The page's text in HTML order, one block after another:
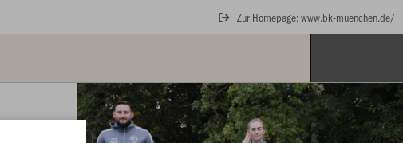
Zur Homepage: www.bk-muenchen.de/